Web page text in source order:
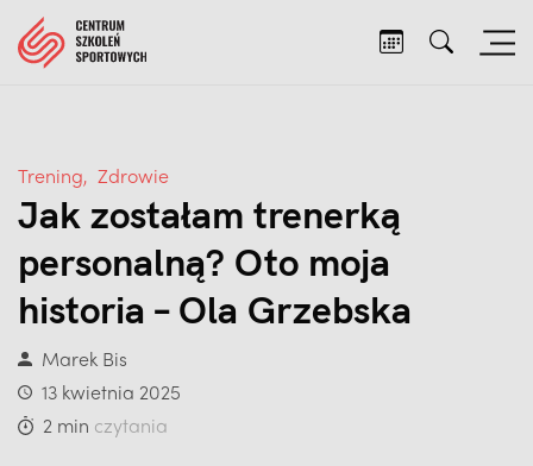
Trening, Zdrowie
Jak zostałam trenerką
personalną? Oto moja
historia – Ola Grzebska
Marek Bis
13 kwietnia 2025
2 min czytania